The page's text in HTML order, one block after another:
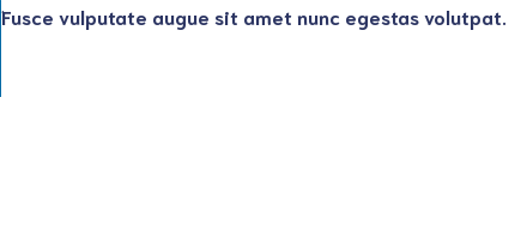
Fusce vulputate augue sit amet nunc egestas volutpat.